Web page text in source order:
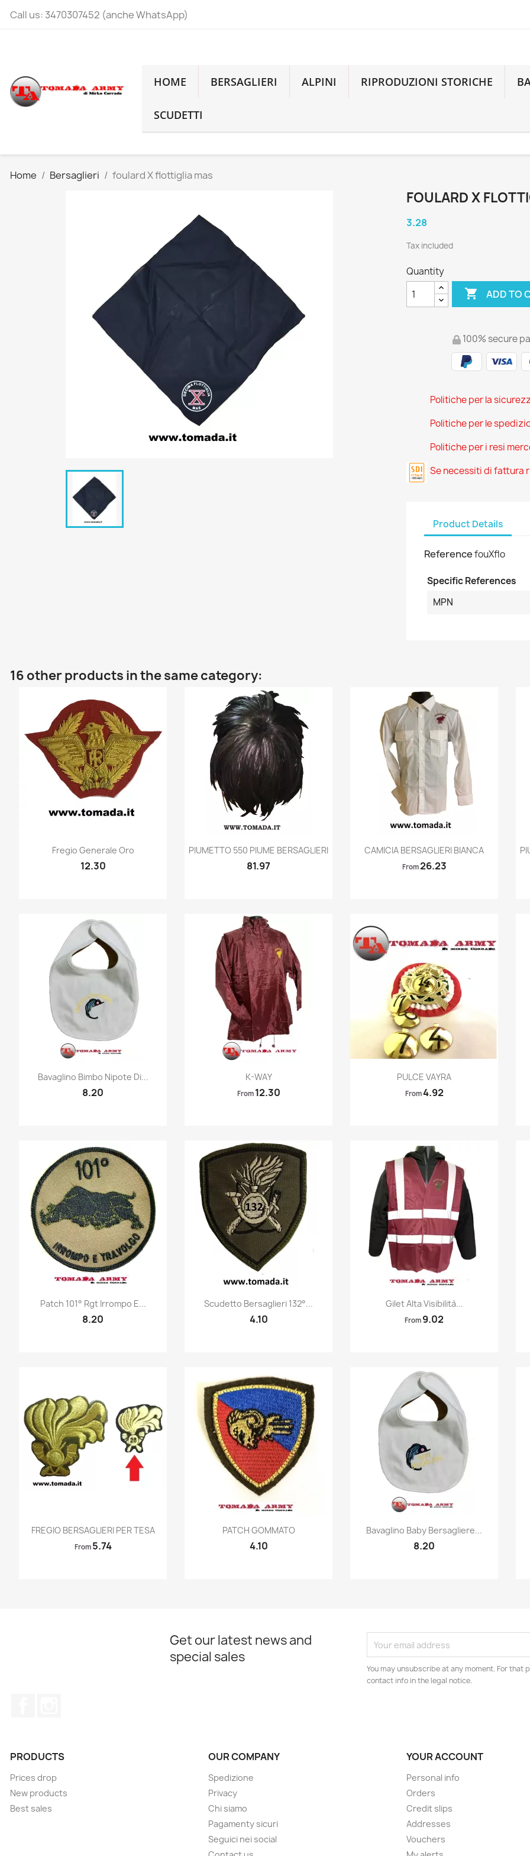
Call us: 3470307452 (anche WhatsApp)
HOME BERSAGLIERI ALPINI RIPRODUZIONI STORICHE
SCUDETTI
Home Bersaglieri foulard X flottiglia mas
FOULARD X
3.28
Tax included
Quantity
 ADD TO
100% secure
Politiche per la
Politiche per le
Politiche per i resi
Se necessiti di fattura
Product Details
ReferencefouXflo
Specific References
MPN
16 other products in the same category:
Quick view
Fregio Generale Oro
12.30
Quick view
PIUMETTO 550 PIUME BERSAGLIERI
81.97
Quick view
CAMICIA BERSAGLIERI BIANCA
From26.23
Quick view
Bavaglino Bimbo Nipote Di...
8.20
Quick view
K-WAY
From 12.30
 Quick view
PULCE VAYRA
From4.92
Quick view
Patch 101° Rgt Irrompo E...
8.20
Quick view
Scudetto Bersaglieri 132°...
4.10
Quick view
Gilet Alta Visibilità...
From 9.02
Quick view
FREGIO BERSAGLIERI PER TESA
From 5.74
Quick view
PATCH GOMMATO
4.10
 Quick view
Bavaglino Baby Bersagliere...
8.20
Get our latest news and
special sales
You may unsubscribe at any moment. For that
contact info in the legal notice.
PRODUCTS
Prices drop
New products
Best sales
OUR COMPANY
Spedizione
Privacy
Chi siamo
Pagamenty sicuri
Seguici nei social
YOUR ACCOUNT
Personal info
Orders
Credit slips
Addresses
Vouchers